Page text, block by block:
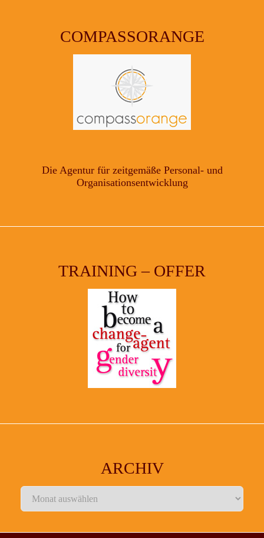
COMPASSORANGE
Die Agentur für zeitgemäße Personal- und
Organisationsentwicklung
TRAINING – OFFER
ARCHIV
Archiv